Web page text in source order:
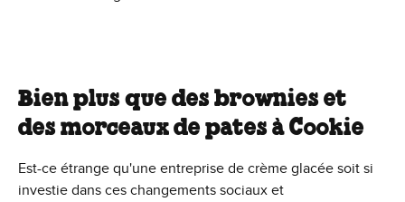
Bien plus que des brownies et
des morceaux de pates à Cookie
Est-ce étrange qu'une entreprise de crème glacée soit si
investie dans ces changements sociaux et